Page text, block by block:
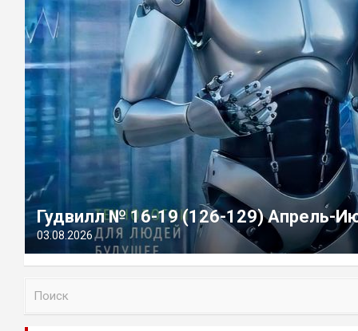
Гудвилл № 16-19 (126-129) Апрель-
03.08.2026
и